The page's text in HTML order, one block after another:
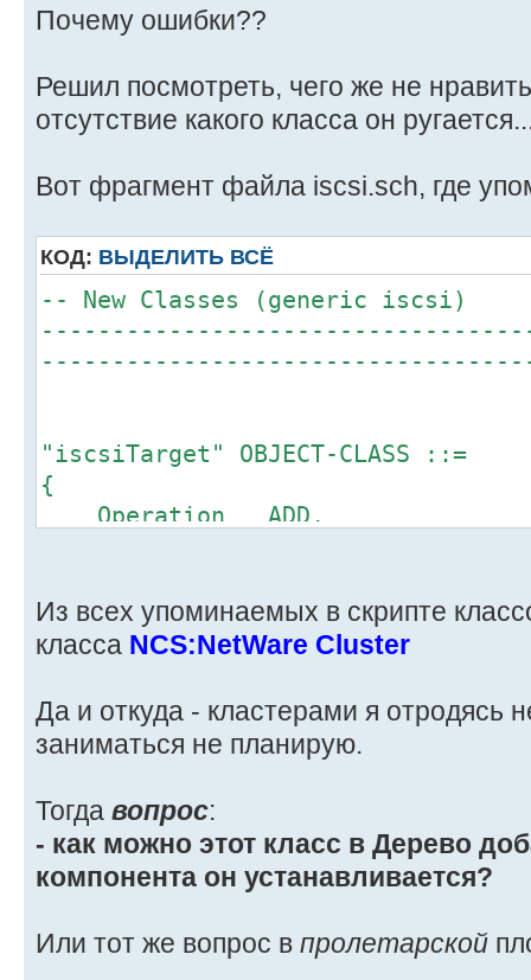
<iscsiTargetDN>: Identical to
Adding schema classes...
<iscsiTarget>: Add Failed
ERROR: NDS Error -604
such class
<iscsiInitiator>: Add Failed
ERROR: NDS Error -604
such class
<iscsiServiceAux>: Proper
<iscsiInitiatorAux>: Proper
definition
Почему ошибки??
Решил посмотреть, чего же не
отсутствие какого класса он
Вот фрагмент файла iscsi.sch, где
КОД: ВЫДЕЛИТЬ ВСЁ
-- New Classes (generic iscsi)
"iscsiTarget" OBJECT-CLASS ::=
{
Operation ADD,
MustContain {"CN"},
MayContain {
"iscsiGUID",
},
ContainedBy {"Locality",
"Organization", "Organizational
Cluster"},
}
Из всех упоминаемых в скрипте
класса NCS:NetWare Cluster
Да и откуда - кластерами я отродясь
заниматься не планирую.
Тогда вопрос:
- как можно этот класс в Дерево
компонента он устанавливается?
Или тот же вопрос в пролетарской